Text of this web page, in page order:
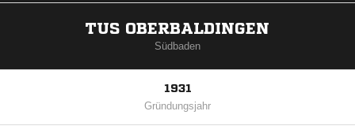
TUS OBERBALDINGEN
Südbaden
1931
Gründungsjahr